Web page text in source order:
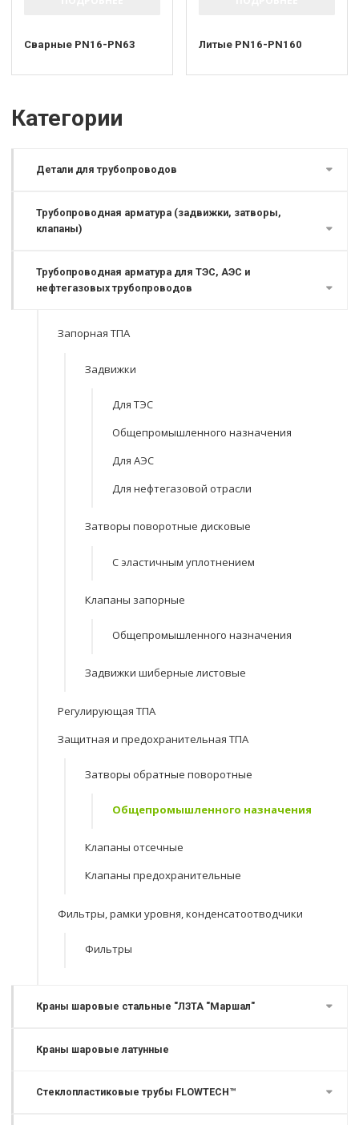
Сварные PN16-PN63 Литые PN16-PN160
Категории
Детали для трубопроводов
Трубопроводная арматура (задвижки, затворы,
клапаны)
Трубопроводная арматура для ТЭС, АЭС и
нефтегазовых трубопроводов
Запорная ТПА
Задвижки
Для ТЭС
Общепромышленного назначения
Для АЭС
Для нефтегазовой отрасли
Затворы поворотные дисковые
С эластичным уплотнением
Клапаны запорные
Общепромышленного назначения
Задвижки шиберные листовые
Регулирующая ТПА
Защитная и предохранительная ТПА
Затворы обратные поворотные
Общепромышленного назначения
Клапаны отсечные
Клапаны предохранительные
Фильтры, рамки уровня, конденсатоотводчики
Фильтры
Краны шаровые стальные "ЛЗТА "Маршал"
Краны шаровые латунные
Стеклопластиковые трубы FLOWTECH™